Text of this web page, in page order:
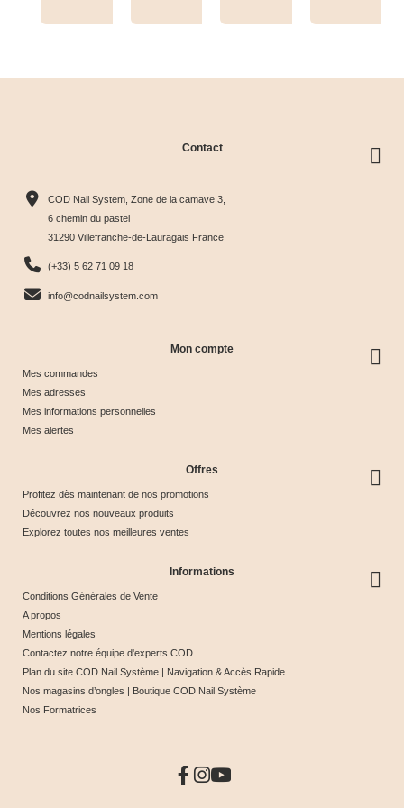
Tips &
nuancier
 
& Tips
Glow &
Collection
Contact
COD Nail System, Zone de la camave 3,
6 chemin du pastel
31290 Villefranche-de-Lauragais France
(+33) 5 62 71 09 18
info@codnailsystem.com
Mon compte
Mes commandes
Mes adresses
Mes informations personnelles
Mes alertes
Offres
Profitez dès maintenant de nos promotions
Découvrez nos nouveaux produits
Explorez toutes nos meilleures ventes
Informations
Conditions Générales de Vente
A propos
Mentions légales
Contactez notre équipe d'experts COD
Plan du site COD Nail Système | Navigation & Accès Rapide
Nos magasins d’ongles | Boutique COD Nail Système
Nos Formatrices